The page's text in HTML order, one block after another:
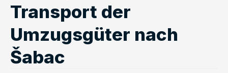
Transport der
Umzugsgüter nach
Šabac